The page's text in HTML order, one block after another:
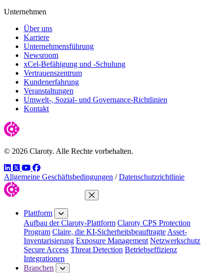
Unternehmen
Über uns
Karriere
Unternehmensführung
Newsroom
xCel-Befähigung und -Schulung
Vertrauenszentrum
Kundenerfahrung
Veranstaltungen
Umwelt-, Sozial- und Governance-Richtlinien
Kontakt
© 2026 Claroty. Alle Rechte vorbehalten.
LinkedIn
TwitterYouTube
Facebook
Allgemeine Geschäftsbedingungen / Datenschutzrichtlinie
Menü schließen
Plattform
Aufbau der Claroty-Plattform Claroty CPS Protection
Program Claire, die KI-Sicherheitsbeauftragte Asset-
Inventarisierung Exposure Management Netzwerkschutz
Secure Access Threat Detection Betriebseffizienz
Integrationen
Branchen